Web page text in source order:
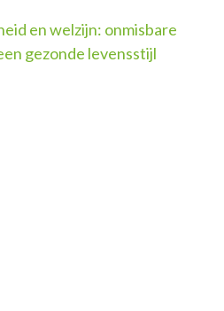
en welzijn: onmisbare
gezonde levensstijl